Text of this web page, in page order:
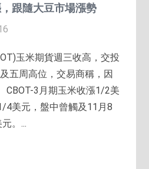
跟隨大豆市場漲勢
玉米期貨週三收高，交投
五周高位，交易商稱，因
CBOT-3月期玉米收漲1/2美
4美元，盤中曾觸及11月8
。...